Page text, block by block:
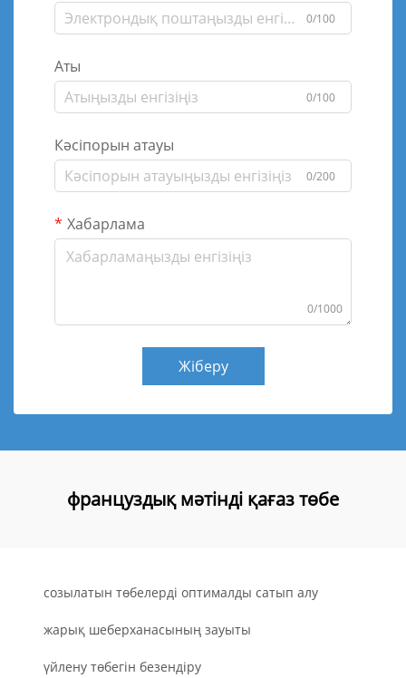
0/100
Аты
0/100
Кәсіпорын атауы
0/200
Хабарлама
0/1000
Жіберу
француздық мәтінді қағаз төбе
созылатын төбелерді оптималды сатып алу
жарық шеберханасының зауыты
үйлену төбегін безендіру